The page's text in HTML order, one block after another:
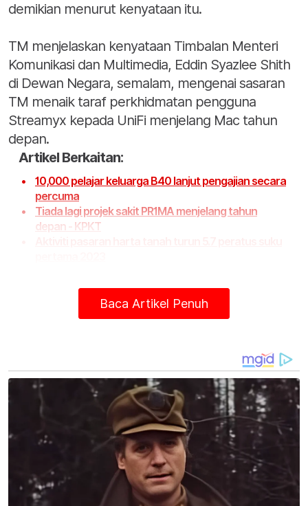
demikian menurut kenyataan itu.
TM menjelaskan kenyataan Timbalan Menteri
Komunikasi dan Multimedia, Eddin Syazlee Shith
di Dewan Negara, semalam, mengenai sasaran
TM menaik taraf perkhidmatan pengguna
Streamyx kepada UniFi menjelang Mac tahun
depan.
Artikel Berkaitan:
10,000 pelajar keluarga B40 lanjut pengajian secara
percuma
Tiada lagi projek sakit PR1MA menjelang tahun
depan - KPKT
Untuk pelanggan Streamyx yang tinggal di
bersesuaian bagi membawa sambungan jalur
lebar berkelajuan tinggi kepada pelanggan.
"Hampir 70 peratus pelanggan Streamyx yang
boleh dinaik taraf yang tinggal di kawasan tanpa
liputan UniFi, telah digandakan kepantasan
Streamyx jika tiada halangan teknologi pada
harga sama," katanya.
Baca Artikel Penuh